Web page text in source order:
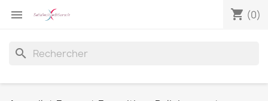
 shopping_cart (0)
search